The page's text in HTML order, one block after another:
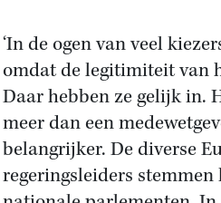
‘In de ogen van veel
omdat de legitimiteit van
Daar hebben ze gelijk in.
meer dan een
belangrijker. De diverse
regeringsleiders